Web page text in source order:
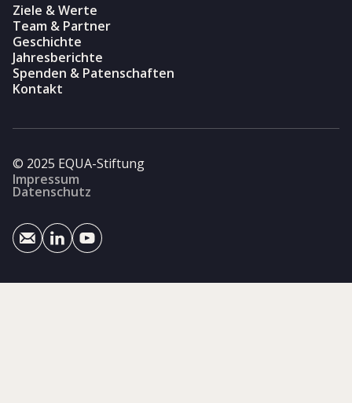
Ziele & Werte
Team & Partner
Geschichte
Jahresberichte
Spenden & Patenschaften
Kontakt
© 2025 EQUA-Stiftung
Impressum
Datenschutz